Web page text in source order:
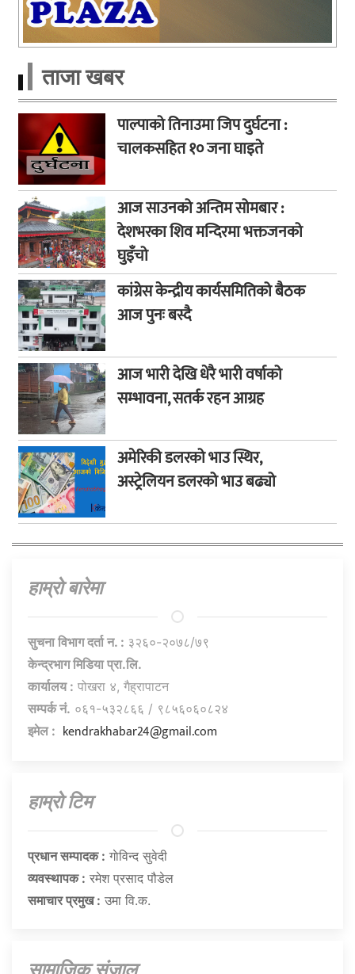
ताजा खबर
पाल्पाको तिनाउमा जिप दुर्घटना :
चालकसहित १० जना घाइते
आज साउनको अन्तिम सोमबार :
देशभरका शिव मन्दिरमा भक्तजनको
घुइँचो
कांग्रेस केन्द्रीय कार्यसमितिको बैठक
आज पुनः बस्दै
आज भारी देखि धेरै भारी वर्षाको
सम्भावना, सतर्क रहन आग्रह
अमेरिकी डलरको भाउ स्थिर,
अस्ट्रेलियन डलरको भाउ बढ्यो
हाम्राे बारेमा
सुचना विभाग दर्ता न. : ३२६०-२०७८/७९
केन्द्रभाग मिडिया प्रा.लि.
कार्यालय : पोखरा ४, गैह्रापाटन
सम्पर्क नं. ०६१-५३२८६६ / ९८५६०६०८२४
इमेल : kendrakhabar24@gmail.com
हाम्राे टिम
प्रधान सम्पादक : गाेविन्द सुवेदी
व्यवस्थापक : रमेश प्रसाद पौडेल
समाचार प्रमुख : उमा वि.क.
सामाजिक संजाल